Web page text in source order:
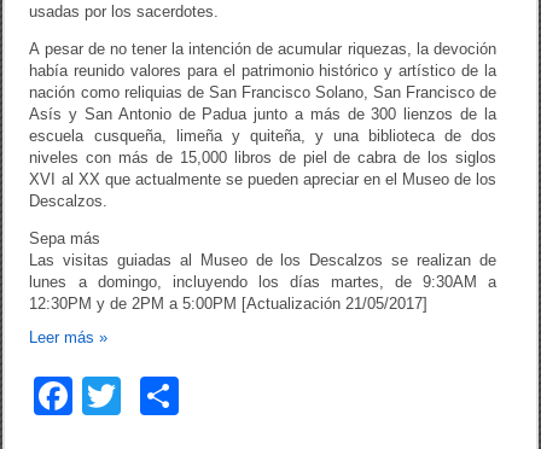
usadas por los sacerdotes.
A pesar de no tener la intención de acumular riquezas, la devoción
había reunido valores para el patrimonio histórico y artístico de la
nación como reliquias de San Francisco Solano, San Francisco de
Asís y San Antonio de Padua junto a más de 300 lienzos de la
escuela cusqueña, limeña y quiteña, y una biblioteca de dos
niveles con más de 15,000 libros de piel de cabra de los siglos
XVI al XX que actualmente se pueden apreciar en el Museo de los
Descalzos.
Sepa más
Las visitas guiadas al Museo de los Descalzos se realizan de
lunes a domingo, incluyendo los días martes, de 9:30AM a
12:30PM y de 2PM a 5:00PM [Actualización 21/05/2017]
Leer más»
F
T